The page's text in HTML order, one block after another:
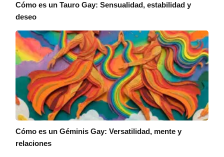
Cómo es un Tauro Gay: Sensualidad, estabilidad y
deseo
Cómo es un Géminis Gay: Versatilidad, mente y
relaciones